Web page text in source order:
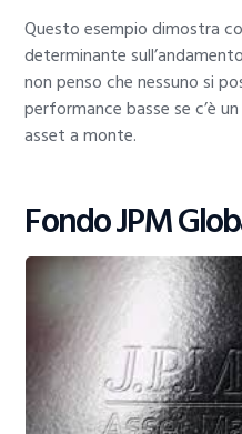
Questo esempio dimostra
determinante
non penso che nessuno si
performance basse se c’è
asset a monte.
Fondo JPM